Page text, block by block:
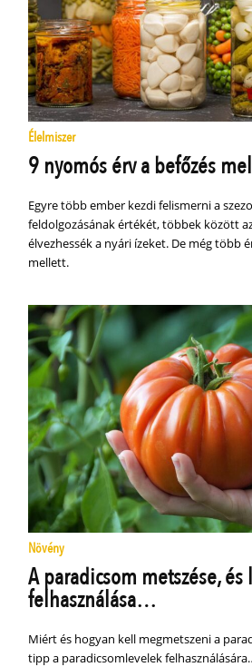
Élelmiszer
9 nyomós érv a befőzés
Egyre több ember kezdi felismerni a
feldolgozásának értékét, többek között
élvezhessék a nyári ízeket. De még több
mellett.
Növény
A paradicsom metszése,
felhasználása…
Miért és hogyan kell megmetszeni a
tipp a paradicsomlevelek